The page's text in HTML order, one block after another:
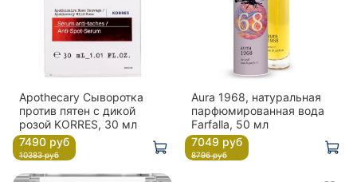
Apothecary Сыворотка
против пятен с дикой
розой KORRES, 30 мл
7490 руб
10383 руб
Aura 1968, натуральная
парфюмированная вода
Farfalla, 50 мл
7049 руб
8796 руб